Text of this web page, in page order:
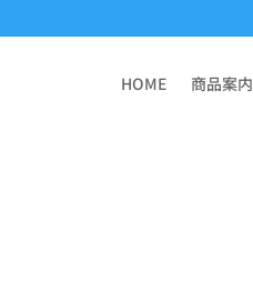
HOME 商品案内